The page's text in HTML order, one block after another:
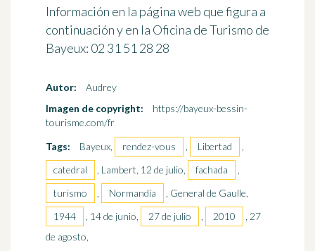
Información en la página web que figura a
continuación y en la Oficina de Turismo de
Bayeux: 02 31 51 28 28
Autor:
Audrey
Imagen de copyright:
https://bayeux-bessin-
tourisme.com/fr
Tags:
Bayeux, rendez-vous , Libertad
,
catedral
, Lambert, 12 de julio, fachada
,
turismo
, Normandía
, General de Gaulle,
1944
, 14 de junio, 27 de julio , 2010
, 27
de agosto,